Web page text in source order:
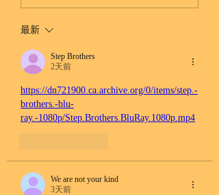
最新
Step Brothers
2天前
https://dn721900.ca.archive.org/0/items/step.-
brothers.-blu-
ray.-1080p/Step.Brothers.BluRay.1080p.mp4
We are not your kind
3天前